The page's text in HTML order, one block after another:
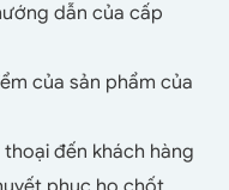
dẫn của cấp
của sản phẩm của
đến khách hàng